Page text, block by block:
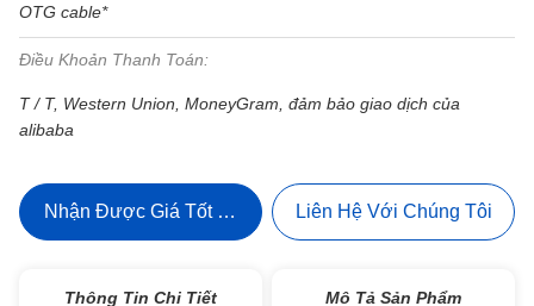
OTG cable*
Điều Khoản Thanh Toán:
T / T, Western Union, MoneyGram, đảm bảo giao dịch của
alibaba
Nhận Được Giá Tốt Nhất Liên Hệ Với Chúng Tôi
Thông Tin Chi Tiết Mô Tả Sản Phẩm